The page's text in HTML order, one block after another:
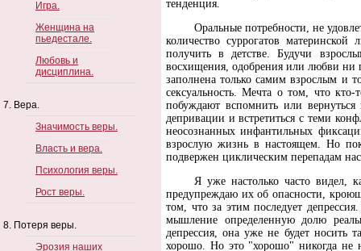
Игра.
Женщина на
пьедестале.
Любовь и
дисциплина.
7. Вера.
Значимость веры.
Власть и вера.
Психология веры.
Рост веры.
8. Потеря веры.
Эрозия наших
тенденция.
Оральные потребности, не
количество суррогатов
получить в детстве. Будучи
восхищения, одобрения или любви ни
заполнена только самим взрослым и
сексуальность. Мечта о том, что
побуждают вспомнить или вернуться
депривации и встретиться с теми
неосознанных инфантильных
взрослую жизнь в настоящем. Но
подвержен циклическим перепадам
Я уже настолько часто видел,
предупреждаю их об опасности,
том, что за этим последует
мышление определенную долю
депрессия, она уже не будет носить
хорошо. Но это "хорошо" никогда не